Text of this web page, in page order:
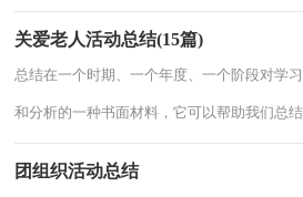
关爱老人活动总结(15篇)
总结在一个时期、一个年度、一个阶段对学
和分析的一种书面材料，它可以帮助我们总
团组织活动总结